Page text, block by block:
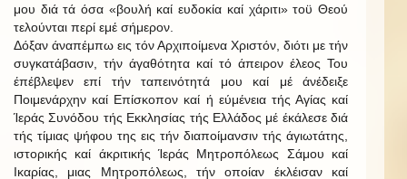
μου διά τά όσα «βουλή καί ευδοκία καί χάριτι» τοϋ Θεού
τελούνται περί εμέ σήμερον.
Δόξαν άναπέμπω εις τόν Αρχιποίμενα Χριστόν, διότι με τήν
συγκατάβασιν, τήν άγαθότητα καί τό άπειρον έλεος Του
έπέβλεψεν επί τήν ταπεινότητά μου καί μέ άνέδειξε
Ποιμενάρχην καί Επίσκοπον καί ή εύμένεια τής Αγίας καί
Ίεράς Συνόδου τής Εκκλησίας τής Ελλάδος μέ έκάλεσε διά
τής τίμιας ψήφου της εις τήν διαποίμανσιν τής άγιωτάτης,
ιστορικής καί άκριτικής Ίεράς Μητροπόλεως Σάμου καί
Ικαρίας, μιας Μητροπόλεως, τήν οποίαν έκλέισαν καί